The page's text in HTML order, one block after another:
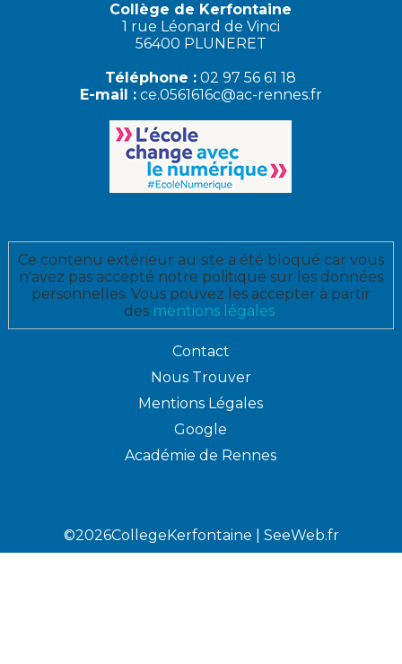
Collège de Kerfontaine
1 rue Léonard de Vinci
56400 PLUNERET
Téléphone : 02 97 56 61 18
E-mail : ce.0561616c@ac-rennes.fr
Ce contenu extérieur au site a été bloqué car vous
n'avez pas accepté notre politique sur les données
personnelles. Vous pouvez les accepter à partir
des mentions légales.
Contact
Nous Trouver
Mentions Légales
Google
Académie de Rennes
©2026CollegeKerfontaine | SeeWeb.fr